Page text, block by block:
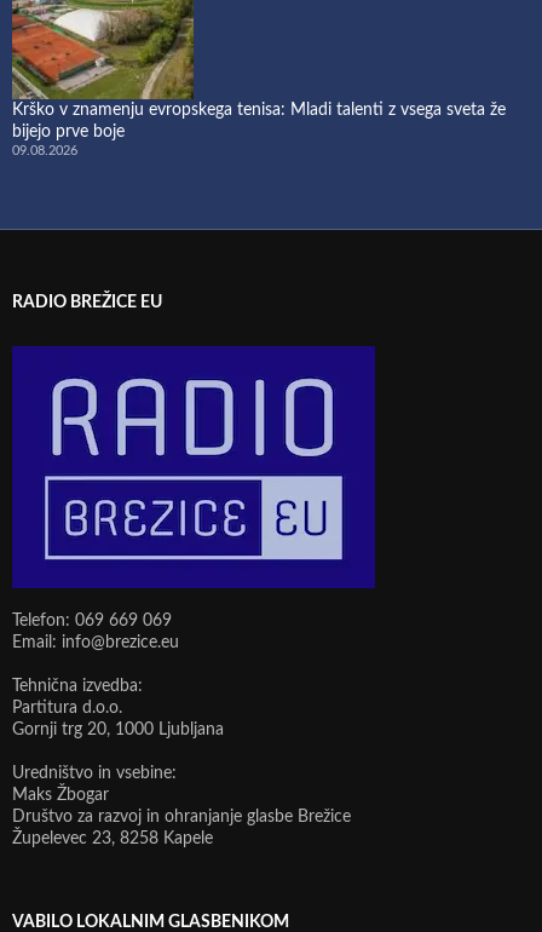
Krško v znamenju evropskega tenisa: Mladi talenti z vsega sveta že
bijejo prve boje
09.08.2026
RADIO BREŽICE EU
Telefon: 069 669 069
Email: info@brezice.eu
Tehnična izvedba:
Partitura d.o.o.
Gornji trg 20, 1000 Ljubljana
Uredništvo in vsebine:
Maks Žbogar
Društvo za razvoj in ohranjanje glasbe Brežice
Župelevec 23, 8258 Kapele
VABILO LOKALNIM GLASBENIKOM